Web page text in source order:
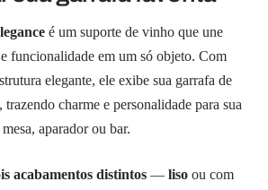
é um suporte de vinho que une
funcionalidade em um só objeto. Com
elegante, ele exibe sua garrafa de
charme e personalidade para sua
mesa, aparador ou bar.
acabamentos distintos — liso ou com